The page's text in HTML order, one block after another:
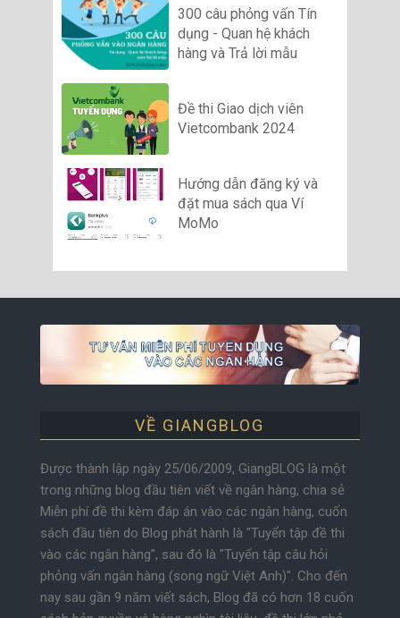
300 câu phỏng vấn Tín
dụng - Quan hệ khách
hàng và Trả lời mẫu
Đề thi Giao dịch viên
Vietcombank 2024
Hướng dẫn đăng ký và
đặt mua sách qua Ví
MoMo
VỀ GIANGBLOG
Được thành lập ngày 25/06/2009, GiangBLOG là một
trong những blog đầu tiên viết về ngân hàng, chia sẻ
Miễn phí đề thi kèm đáp án vào các ngân hàng, cuốn
sách đầu tiên do Blog phát hành là "Tuyển tập đề thi
vào các ngân hàng", sau đó là "Tuyển tập câu hỏi
phỏng vấn ngân hàng (song ngữ Việt Anh)". Cho đến
nay sau gần 9 năm viết sách, Blog đã có hơn 18 cuốn